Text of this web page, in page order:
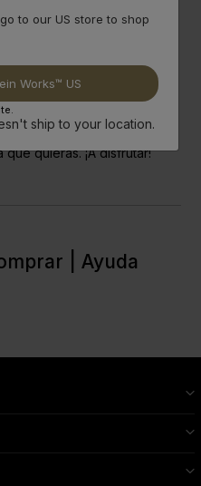
melocotón. Pon la mezcla
quieras. ¡A disfrutar!
| Ayuda
to our US store to shop
Works™ US
ship to your location.